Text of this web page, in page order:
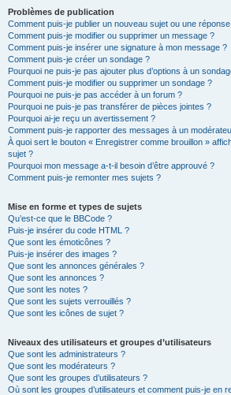
Problèmes de publication
Comment puis-je publier un nouveau sujet ou une
Comment puis-je modifier ou supprimer un message ?
Comment puis-je insérer une signature à mon message ?
Comment puis-je créer un sondage ?
Pourquoi ne puis-je pas ajouter plus d’options à un
Comment puis-je modifier ou supprimer un sondage ?
Pourquoi ne puis-je pas accéder à un forum ?
Pourquoi ne puis-je pas transférer de pièces jointes ?
Pourquoi ai-je reçu un avertissement ?
Comment puis-je rapporter des messages à un
À quoi sert le bouton « Enregistrer comme brouillon »
sujet ?
Pourquoi mon message a-t-il besoin d’être approuvé ?
Comment puis-je remonter mes sujets ?
Mise en forme et types de sujets
Qu’est-ce que le BBCode ?
Puis-je insérer du code HTML ?
Que sont les émoticônes ?
Puis-je insérer des images ?
Que sont les annonces générales ?
Que sont les annonces ?
Que sont les notes ?
Que sont les sujets verrouillés ?
Que sont les icônes de sujet ?
Niveaux des utilisateurs et groupes d’utilisateurs
Que sont les administrateurs ?
Que sont les modérateurs ?
Que sont les groupes d’utilisateurs ?
Où sont les groupes d’utilisateurs et comment puis-je en